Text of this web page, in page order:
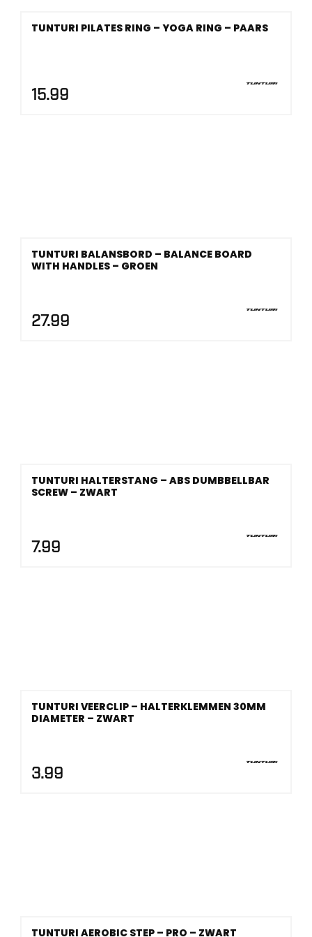
TUNTURI PILATES RING – YOGA RING – PAARS
15.99
TUNTURI BALANSBORD – BALANCE BOARD
WITH HANDLES – GROEN
27.99
TUNTURI HALTERSTANG – ABS DUMBBELLBAR
SCREW – ZWART
7.99
TUNTURI VEERCLIP – HALTERKLEMMEN 30MM
DIAMETER – ZWART
3.99
TUNTURI AEROBIC STEP – PRO – ZWART